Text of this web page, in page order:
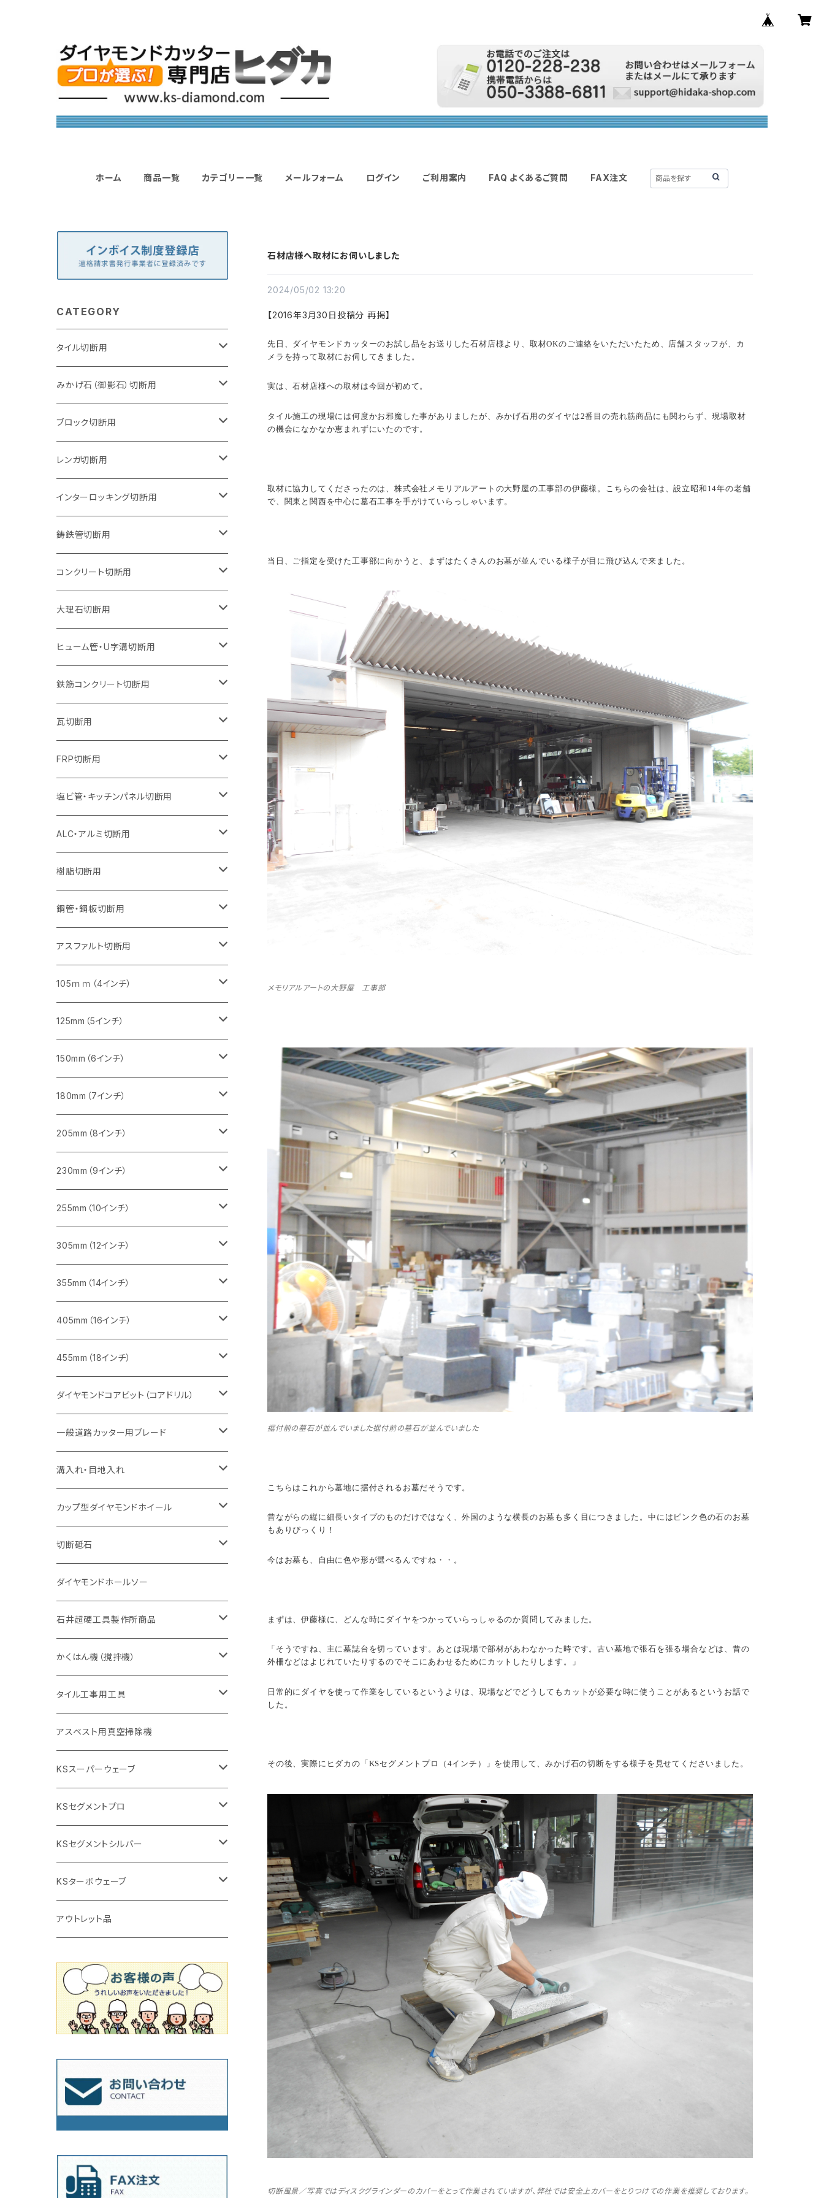
ホーム 商品一覧 カテゴリー一覧 メールフォーム ログイン ご利用案内 FAQ よくあるご質問 FAX注文
石材店様へ取材にお伺いしました
2024/05/02 13:20
【2016年3月30日投稿分 再掲】
先日、ダイヤモンドカッターのお試し品をお送りした石材店様より、取材OKのご連絡をいただいたため、店舗スタッフが、カ
メラを持って取材にお伺してきました。
実は、石材店様への取材は今回が初めて。
タイル施工の現場には何度かお邪魔した事がありましたが、みかげ石用のダイヤは2番目の売れ筋商品にも関わらず、現場取材
の機会になかなか恵まれずにいたのです。
取材に協力してくださったのは、株式会社メモリアルアートの大野屋の工事部の伊藤様。こちらの会社は、設立昭和14年の老舗
で、関東と関西を中心に墓石工事を手がけていらっしゃいます。
当日、ご指定を受けた工事部に向かうと、まずはたくさんのお墓が並んでいる様子が目に飛び込んで来ました。
メモリアルアートの大野屋 工事部
据付前の墓石が並んでいました据付前の墓石が並んでいました
こちらはこれから墓地に据付されるお墓だそうです。
昔ながらの縦に細長いタイプのものだけではなく、外国のような横長のお墓も多く目につきました。中にはピンク色の石のお墓
もありびっくり！
今はお墓も、自由に色や形が選べるんですね・・。
まずは、伊藤様に、どんな時にダイヤをつかっていらっしゃるのか質問してみました。
「そうですね、主に墓誌台を切っています。あとは現場で部材があわなかった時です。古い墓地で張石を張る場合などは、昔の
外柵などはよじれていたりするのでそこにあわせるためにカットしたりします。」
日常的にダイヤを使って作業をしているというよりは、現場などでどうしてもカットが必要な時に使うことがあるというお話で
した。
その後、実際にヒダカの「KSセグメントプロ（4インチ）」を使用して、みかげ石の切断をする様子を見せてくださいました。
切断風景／写真ではディスクグラインダーのカバーをとって作業されていますが、弊社では安全上カバーをとりつけての作業を推奨しております。
CATEGORY
タイル切断用
105mm（4インチ）
125mm（5インチ）
グラインダー取付用
石井超硬電動切断機 取付用
みかげ石（御影石）切断用
105mm（4インチ）
セグメントタイプ
セグメントタイプ（ビス穴付き
125mm（5インチ）
セグメントタイプ
セグメントタイプ（ビス穴付き
150mm（6インチ）
セグメントタイプ
180mm（7インチ）
セグメントタイプ
205mm（8インチ）
セグメントタイプ
230mm（9インチ）
セグメントタイプ
305mm（12インチ）
セグメント
セグメント（特殊凸凹加工チップ）
355mm（14インチ）
セグメント
セグメント（特殊凸凹加工チップ）
405mm（16インチ）
セグメントタイプ
ブロック切断用
105mm（4インチ）
セグメントタイプ
ウェーブタイプ
125mm（5インチ）
セグメントタイプ
ウェーブタイプ
150mm（6インチ）
セグメントタイプ
ウェーブタイプ
180mm（7インチ）
セグメントタイプ
ウェーブタイプ
205mm（8インチ）
セグメントタイプ
ウェーブタイプ
230mm（9インチ）
セグメントタイプ
ウェーブタイプ
255mm（10インチ）
セグメントタイプ
305mm（12インチ）
セグメント
セグメント（特殊凸凹加工チップ）
355mm（14インチ）
セグメント
セグメント（特殊凸凹加工チップ）
レンガ切断用
105mm（4インチ）
セグメントタイプ
ウェーブタイプ
125mm（5インチ）
セグメントタイプ
ウェーブタイプ
150mm（6インチ）
セグメントタイプ
ウェーブタイプ
180mm（7インチ）
セグメントタイプ
ウェーブタイプ
205mm（8インチ）
セグメントタイプ
ウェーブタイプ
230mm（9インチ）
セグメントタイプ
ウェーブタイプ
255mm（10インチ）
セグメントタイプ
305mm（12インチ）
セグメント
セグメント（特殊凸凹加工チップ）
355mm（14インチ）
セグメント
セグメント（特殊凸凹加工チップ）
インターロッキング切断用
105mm（4インチ）
セグメントタイプ
セグメントタイプ（ビス穴付き
125mm（5インチ）
セグメントタイプ
セグメントタイプ（ビス穴付き
150mm（6インチ）
セグメントタイプ
180mm（7インチ）
セグメントタイプ
205mm（8インチ）
セグメントタイプ
230mm（9インチ）
セグメントタイプ
255mm（10インチ）
セグメントタイプ（一般道路カッター用
305mm（12インチ）
セグメントタイプ
セグメントタイプ（一般道路カッター用
355mm（14インチ）
セグメントタイプ
セグメントタイプ（一般道路カッター用
405mm（16インチ）
セグメントタイプ
セグメントタイプ（一般道路カッター用
455mm（18インチ）
セグメント（一般道路カッター用
鋳鉄管切断用
105mm（4インチ）
セグメントタイプ
セグメントタイプ（ビス穴付き
125mm（5インチ）
セグメントタイプ
セグメントタイプ（ビス穴付き
150mm（6インチ）
セグメントタイプ
180mm（7インチ）
セグメントタイプ
205mm（8インチ）
セグメントタイプ
230mm（9インチ）
セグメントタイプ
305mm（12インチ）
セグメントタイプ
埋設鋳鉄管工事対応タイプ
355mm（14インチ）
セグメントタイプ
埋設鋳鉄管工事対応タイプ
405mm（16インチ）
セグメントタイプ
埋設鋳鉄管工事対応タイプ
コンクリート切断用
105mm（4インチ）
セグメントタイプ
ウェーブタイプ
125mm（5インチ）
セグメントタイプ
ウェーブタイプ
150mm（6インチ）
セグメントタイプ
ウェーブタイプ
180mm（7インチ）
セグメントタイプ
ウェーブタイプ
205mm（8インチ）
セグメントタイプ
ウェーブタイプ
230mm（9インチ）
セグメントタイプ
ウェーブタイプ
255mm（10インチ）
セグメントタイプ
セグメントタイプ（一般道路カッター用
305mm（12インチ）
セグメント
セグメント（特殊凸凹加工チップ）
355mm（14インチ）
セグメント
セグメント（特殊凸凹加工チップ）
405mm（16インチ）
セグメント
セグメント（一般道路カッター用
473mm（18インチ）
セグメント（一般道路カッター用
大理石切断用
125mm（5インチ）
ヒューム管・U字溝切断用
105mm（4インチ）
セグメントタイプ
125mm（5インチ）
セグメントタイプ
150mm（6インチ）
セグメントタイプ
180mm（7インチ）
セグメントタイプ
205mm（8インチ）
セグメントタイプ
230mm（9インチ）
セグメントタイプ
255mm（10インチ）
セグメントタイプ
305mm（12インチ）
セグメント
セグメント（特殊凸凹加工チップ）
355mm（14インチ）
セグメント
セグメント（特殊凸凹加工チップ）
405mm（16インチ）
セグメントタイプ
鉄筋コンクリート切断用
305mm（12インチ）
セグメントタイプ
355mm（14インチ）
セグメントタイプ
405mm（16インチ）
セグメントタイプ
瓦切断用
105mm（4インチ）
FRP切断用
125ｍｍ（5インチ）
塩ビ管・キッチンパネル切断用
125ｍｍ（5インチ）
ALC・アルミ切断用
305mm（12インチ）
砥石（補強綱入り）
355mm（14インチ）
砥石（補強綱入り）
樹脂切断用
305mm（12インチ）
砥石（補強綱入り）
355mm（14インチ）
砥石（補強綱入り）
鋼管・鋼板切断用
305mm（12インチ）
砥石（補強綱入り）
355mm（14インチ）
砥石（補強綱入り）
アスファルト切断用
255ｍｍ（10インチ）
一般道路カッター用
305ｍｍ（12インチ）
一般道路カッター用
355ｍｍ（14インチ）
一般道路カッター用
405mm（16インチ）
一般道路カッター用
455ｍｍ（18インチ）
一般道路カッター用
105ｍｍ（4インチ）
タイル切断用
みかげ石（御影石）切断用
コンクリート切断用
ブロック切断用
レンガ切断用
インターロッキング切断用
鋳鉄管切断用
ヒューム管・U字溝切断用
125mm（5インチ）
タイル切断用
みかげ石（御影石）切断用
コンクリート切断用
ブロック切断用
レンガ切断用
インターロッキング切断用
鋳鉄管切断用
ヒューム管・U字溝切断用
FRP切断用
塩ビ管・キッチンパネル切断用
大理石
150mm（6インチ）
みかげ石（御影石）切断用
コンクリート切断用
ブロック切断用
レンガ切断用
インターロッキング切断用
鋳鉄管切断用
ヒューム管・U字溝切断用
180mm（7インチ）
みかげ石（御影石）切断用
コンクリート切断用
ブロック切断用
レンガ切断用
インターロッキング切断用
鋳鉄管切断用
ヒューム管・U字溝切断用
205mm（8インチ）
みかげ石（御影石）切断用
コンクリート切断用
ブロック切断用
レンガ切断用
インターロッキング切断用
鋳鉄管切断用
ヒューム管・U字溝切断用
230mm（9インチ）
みかげ石（御影石）切断用
コンクリート切断用
ブロック切断用
レンガ切断用
インターロッキング切断用
鋳鉄管切断用
ヒューム管・U字溝切断用
255mm（10インチ）
コンクリート切断用
一般道路カッター用
ブロック切断用
レンガ切断用
インターロッキング切断用
一般道路カッター用
ヒューム管・U字溝切断用
アスファルト切断用
一般道路カッター用
305mm（12インチ）
みかげ石（御影石）切断用
セグメント
セグメント（特殊凹凸加工チップ
鉄筋コンクリート切断用
セグメントタイプ
コンクリート切断用
セグメント
セグメント（特殊凸凹加工チップ
ブロック切断用
セグメント
セグメント（特殊凸凹加工チップ
レンガ切断用
セグメント
セグメント（特殊凸凹加工チップ
インターロッキング切断用
セグメントタイプ
一般道路カッター用
鋳鉄管切断用
セグメントタイプ
埋設鋳鉄管工事対応タイプ
ヒューム管・U字溝切断用
セグメント
セグメント（特殊凸凹加工チップ
アスファルト切断用
一般道路カッター用
355mm（14インチ）
みかげ石（御影石）切断用
セグメント
セグメント（特殊凸凹加工チップ
鉄筋コンクリート切断用
セグメントタイプ
コンクリート切断用
セグメント
セグメント（特殊凸凹加工チップ
ブロック切断用
セグメント
セグメント（特殊凸凹加工チップ
レンガ切断用
セグメント
セグメント（特殊凸凹加工チップ
インターロッキング切断用
セグメントタイプ
一般道路カッター用
鋳鉄管切断用
セグメントタイプ
埋設鋳鉄管工事対応タイプ
ヒューム管・U字溝切断用
セグメントタイプ
セグメント（特殊凸凹加工チップ
アスファルト切断用
一般道路カッター用
405mm（16インチ）
みかげ石（御影石）切断用
セグメントタイプ
コンクリート切断用
セグメントタイプ
一般道路カッター用
鉄筋コンクリート切断用
セグメントタイプ
インターロッキング切断用
セグメントタイプ
一般道路カッター用
鋳鉄管切断用
セグメントタイプ
埋設鋳鉄管工事対応タイプ
ヒューム管・U字溝切断用
セグメントタイプ
アスファルト切断用
一般道路カッター用
455mm（18インチ）
道路コンクリート切断用
道路アスファルト切断用
ダイヤモンドコアビット（コアドリル）
Aロット
有効長 250mm
有効長 370mm
Ｃロット
有効長 250mm
M27
有効長 250mm
一般道路カッター用ブレード
道路（アスファルト用）
255mm（10インチ）
305mm（12インチ）
道路（コンクリート舗装面）
255mm（10インチ）
305mm（12インチ）
道路（アス・コン兼用）
305mm（12インチ）
355mm（14インチ）
溝入れ・目地入れ
V型チップ
ストレート型チップ
U型チップ
カップ型ダイヤモンドホイール
100mm（4インチ）
125mm（5インチ）
切断砥石
金属用
305mm（12インチ）
355mm（14インチ）
非金属用
305mm（12インチ）
355mm（14インチ）
ダイヤモンドホールソー
石井超硬工具製作所商品
押し切り（タイル切断機）
本体
替え刃
電動切断機
本体
ダイヤモンドホイール
ブリック＆ブロック用切断機
穴あけ用工具
タイルニッパー
プロ用鏝（こて）
吸着盤
その他
タイル針
かくはん機（撹拌機）
本体
低速回転
高速回転
付属品
撹拌羽根
撹拌軸
タイル工事用工具
手動工具
押し切り（手動切断機
押し切り替え刃（手動切断機替え刃
タイル針
その他
電動工具
電動切断機
タイルパッチ（ビブラート
アスベスト用真空掃除機
KSスーパーウェーブ
105mm（4インチ）
125ｍｍ（5インチ）
KSセグメントプロ
105mm（4インチ）
通常品
ビス穴付き
125mm（5インチ）
通常品
オフセットタイプ（ハットタイプ
150ｍｍ（6インチ）
205ｍｍ（8インチ）
230mm（9インチ）
KSセグメントシルバー
105mm（4インチ）
125mm（5インチ）
180mm（7インチ）
205mm（8インチ）
KSターボウェーブ
105mm（4インチ）
150ｍｍ（6インチ）
180ｍｍ（7インチ）
230ｍｍ（9インチ）
アウトレット品